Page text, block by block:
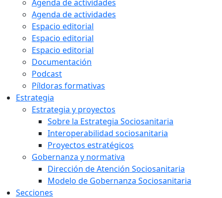
Agenda de actividades
Agenda de actividades
Espacio editorial
Espacio editorial
Espacio editorial
Documentación
Podcast
Píldoras formativas
Estrategia
Estrategia y proyectos
Sobre la Estrategia Sociosanitaria
Interoperabilidad sociosanitaria
Proyectos estratégicos
Gobernanza y normativa
Dirección de Atención Sociosanitaria
Modelo de Gobernanza Sociosanitaria
Secciones